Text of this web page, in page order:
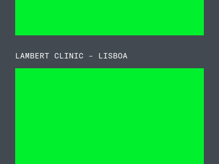
LAMBERT CLINIC – LISBOA